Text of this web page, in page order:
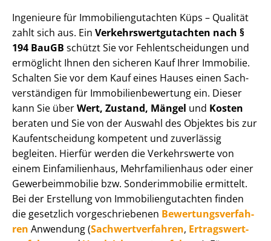
Ingenieure für Im­mo­bi­li­en­gut­ach­ten Küps – Qualität
zahlt sich aus. Ein Ver­kehrs­wert­gut­ach­ten nach §
194 BauGB schützt Sie vor Fehl­ent­schei­dun­gen und
ermöglicht Ihnen den sicheren Kauf Ihrer Immobilie.
Schalten Sie vor dem Kauf eines Hauses einen Sach­
ver­stän­di­gen für Im­mo­bi­li­en­be­wer­tung ein. Dieser
kann Sie überWert, Zustand, Mängel und Kosten
beraten und Sie von der Auswahl des Objektes bis zur
Kauf­ent­schei­dung kompetent und zuverlässig
begleiten. Hierfür werden die Verkehrswerte von
einem Einfamilienhaus, Mehr­fa­mi­li­en­haus oder einer
Ge­wer­be­im­mo­bi­lie bzw. Sonderimmobilie ermittelt.
Bei der Erstellung von Im­mo­bi­li­en­gut­ach­ten finden
die gesetzlich vor­ge­schrie­be­nen Be­wer­tungs­ver­fah­
ren Anwendung (Sach­wert­ver­fah­ren, Er­trags­wert­